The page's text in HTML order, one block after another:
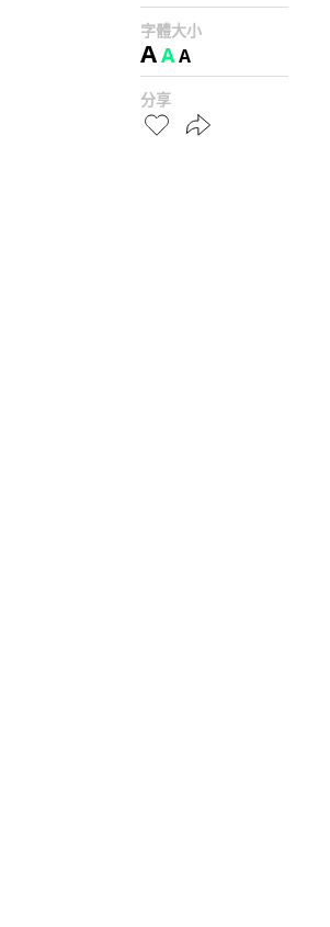
字體大小
AAA
分享